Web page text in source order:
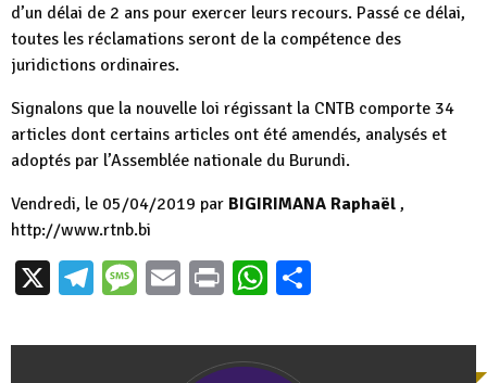
d’un délai de 2 ans pour exercer leurs recours. Passé ce délai,
toutes les réclamations seront de la compétence des
juridictions ordinaires.
Signalons que la nouvelle loi régissant la CNTB comporte 34
articles dont certains articles ont été amendés, analysés et
adoptés par l’Assemblée nationale du Burundi.
Vendredi, le 05/04/2019 par BIGIRIMANA Raphaël ,
http://www.rtnb.bi
X Telegram
Message
EmailPrintWhatsApp